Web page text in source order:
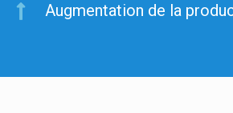
Augmentation de la